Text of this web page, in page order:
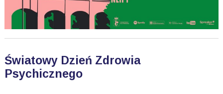
Światowy Dzień Zdrowia
Psychicznego